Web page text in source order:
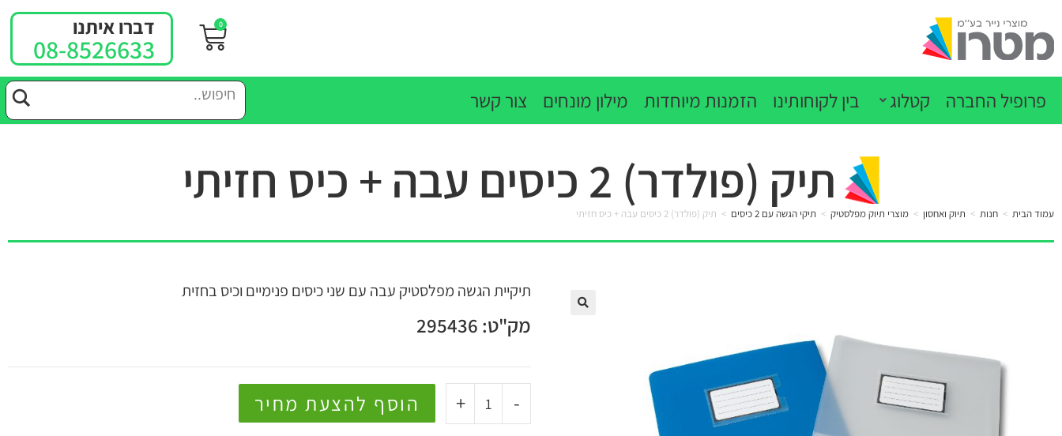
0 דברו איתנו
08-8526633
פרופיל החברה קטלוג בין לקוחותינו הזמנות מיוחדות מילון מונחים צור קשר
תיק (פולדר) 2 כיסים עבה + כיס חזיתי
עמוד הבית > חנות > תיוק ואחסון > מוצרי תיוק מפלסטיק > תיקי הגשה עם 2 כיסים > תיק (פולדר) 2 כיסים עבה + כיס חזיתי
תיקיית הגשה מפלסטיק עבה עם שני כיסים פנימיים וכיס בחזית
מק"ט: 295436
-
+ הוסף להצעת מחיר